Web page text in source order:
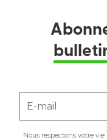
E-mail
Nous respectons votre